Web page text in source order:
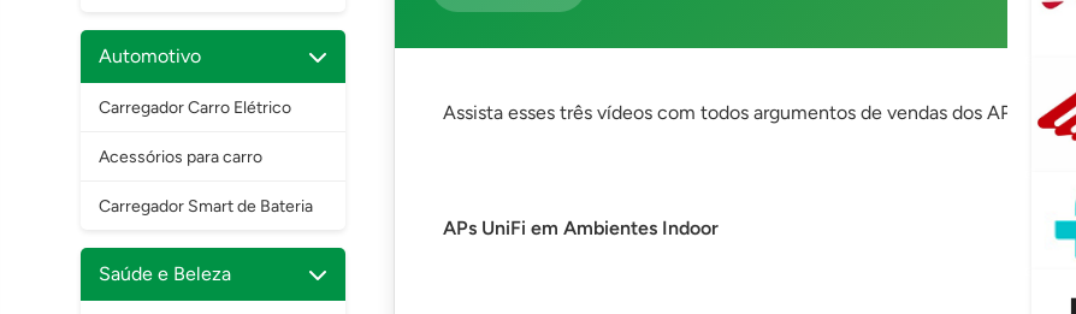
Automotivo
Carregador Carro Elétrico
Acessórios para carro
Carregador Smart de Bateria
Saúde e Beleza
Assista esses três vídeos com todos argumentos de vendas dos APs UniFi:
APs UniFi em Ambientes Indoor